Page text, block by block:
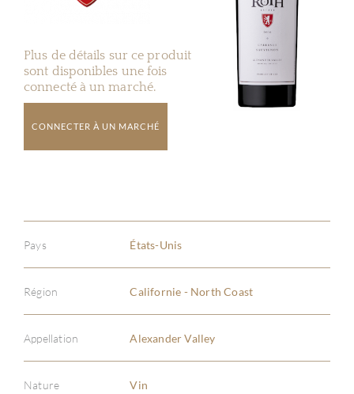
Plus de détails sur ce produit
sont disponibles une fois
connecté à un marché.
CONNECTER À UN MARCHÉ
Pays États-Unis
Région Californie - North Coast
Appellation Alexander Valley
Nature Vin